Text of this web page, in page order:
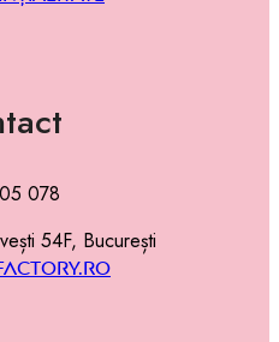
078
54F, București